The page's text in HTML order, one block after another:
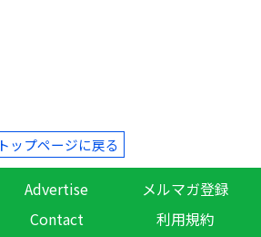
トップページに戻る
Advertise
メルマガ登録
Contact 利用規約